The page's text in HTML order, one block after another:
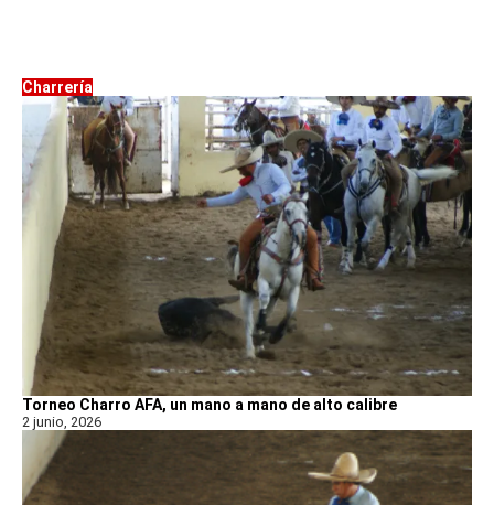
Charrería
Torneo Charro AFA, un mano a mano de alto calibre
2 junio, 2026